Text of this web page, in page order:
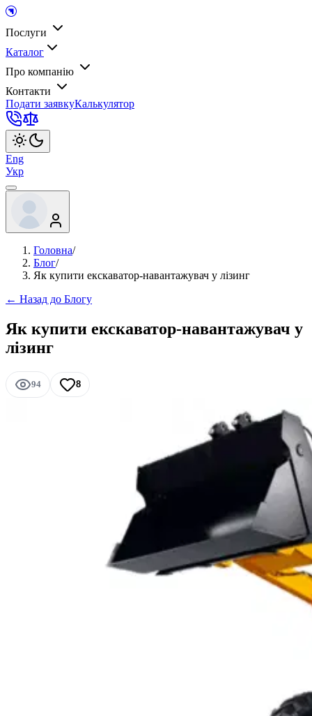
Послуги
Каталог
Про компанію
Контакти
Подати заявкуКалькулятор
Eng
Укр
Головна/
Блог/
Як купити екскаватор-навантажувач у лізинг
← Назад до Блогу
Як купити екскаватор-навантажувач у
лізинг
94 8